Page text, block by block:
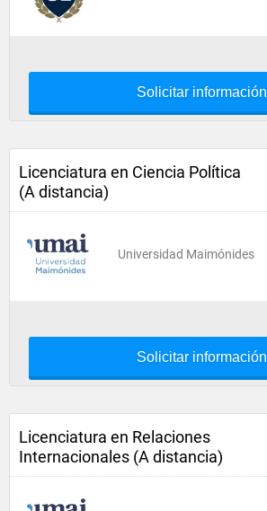
Solicitar información
Licenciatura en Ciencia Política
(A distancia)
Universidad Maimónides
Solicitar información
Licenciatura en Relaciones
Internacionales (A distancia)